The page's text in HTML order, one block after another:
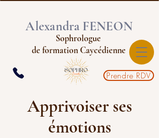
Alexandra
Sophrologue
FENEON
de formation Caycédienne
Prendre RDV
Apprivoiser ses
émotions